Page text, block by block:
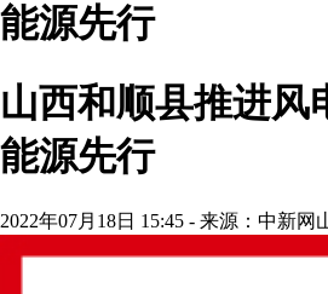
能源先行
山西和顺县推进风
能源先行
2022年07月18日 15:45 - 来源：中新网